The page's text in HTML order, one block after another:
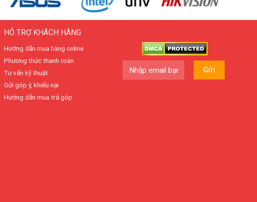
HỖ TRỢ KHÁCH HÀNG
Hướng dẫn mua hàng online
Phương thức thanh toán
Tư vấn kỹ thuật
Gửi góp ý, khiếu nại
Hướng dẫn mua trả góp